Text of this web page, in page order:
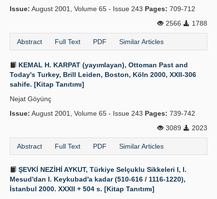
Issue: August 2001, Volume 65 - Issue 243 Pages: 709-712
2566
1788
Abstract Full Text PDF Similar Articles
KEMAL H. KARPAT (yayımlayan), Ottoman Past and
Today's Turkey, Brill Leiden, Boston, Köln 2000, XXII-306
sahife. [Kitap Tanıtımı]
Nejat Göyünç
Issue: August 2001, Volume 65 - Issue 243 Pages: 739-742
3089
2023
Abstract Full Text PDF Similar Articles
ŞEVKİ NEZİHİ AYKUT, Türkiye Selçuklu Sikkeleri I, I.
Mesud'dan I. Keykubad'a kadar (510-616 / 1116-1220),
İstanbul 2000. XXXII + 504 s. [Kitap Tanıtımı]